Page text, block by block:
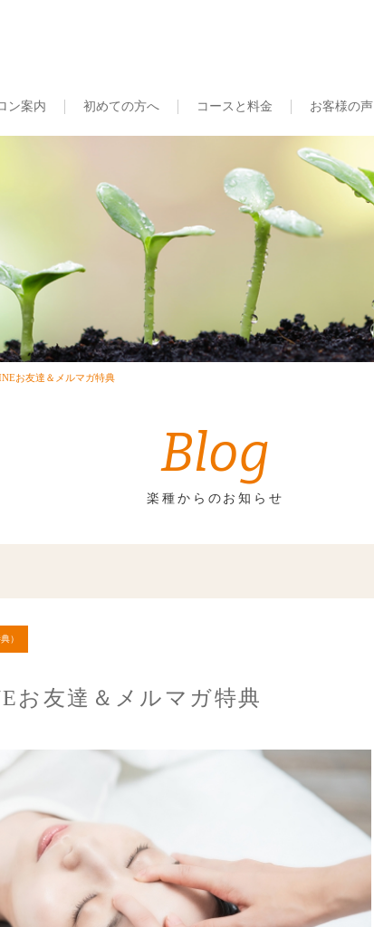
ン案内 初めての方へ コースと料金 お客様の声
お友達＆メルマガ特典
Blog
楽種からのお知らせ
）
お友達＆メルマガ特典